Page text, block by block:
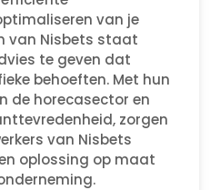
van je
van Nisbets staat
te geven dat
behoeften. Met hun
de horecasector en
zorgen
van Nisbets
oplossing op maat